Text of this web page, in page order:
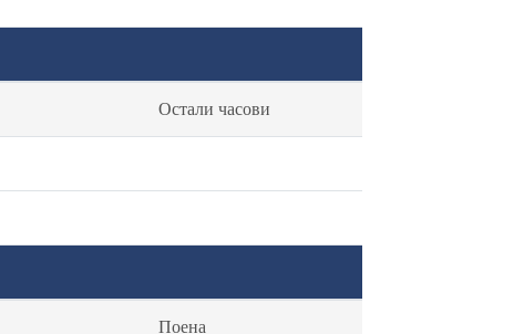
Остали часови
Поена